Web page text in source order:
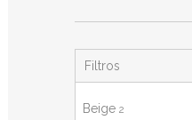
Filtros
Beige 2